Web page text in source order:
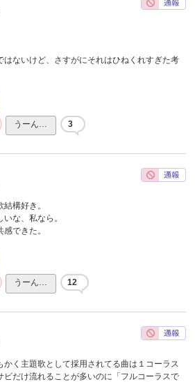
はないけど、さすがにそれはひねくれすぎた考
うーん… 3
構好き。
な、私なら。
できた。
うーん… 12
かく主題歌として採用されてる曲は１コーラス
ビだけ流れることが多いのに「フルコーラスで